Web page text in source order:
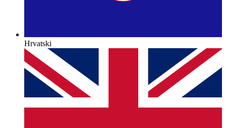
Hrvatski